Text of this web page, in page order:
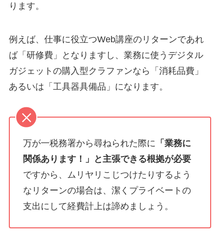
ります。
例えば、仕事に役立つWeb講座のリターンであれ
ば「研修費」となりますし、業務に使うデジタル
ガジェットの購入型クラファンなら「消耗品費」
あるいは「工具器具備品」になります。
万が一税務署から尋ねられた際に 「業務に
関係あります！」と主張できる根拠が必要
ですから、ムリヤリこじつけたりするよう
なリターンの場合は、潔くプライベートの
支出にして経費計上は諦めましょう。